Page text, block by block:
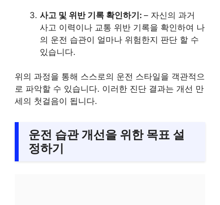
사고 및 위반 기록 확인하기: – 자신의 과거
사고 이력이나 교통 위반 기록을 확인하여 나
의 운전 습관이 얼마나 위험한지 판단 할 수
있습니다.
위의 과정을 통해 스스로의 운전 스타일을 객관적으
로 파악할 수 있습니다. 이러한 진단 결과는 개선 만
세의 첫걸음이 됩니다.
운전 습관 개선을 위한 목표 설
정하기